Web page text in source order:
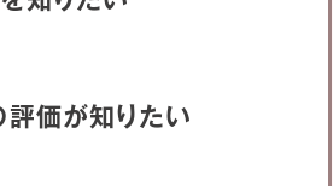
評価が知りたい